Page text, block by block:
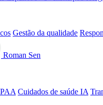
Gestão da qualidade
Roman Sen
Cuidados de saúde IA